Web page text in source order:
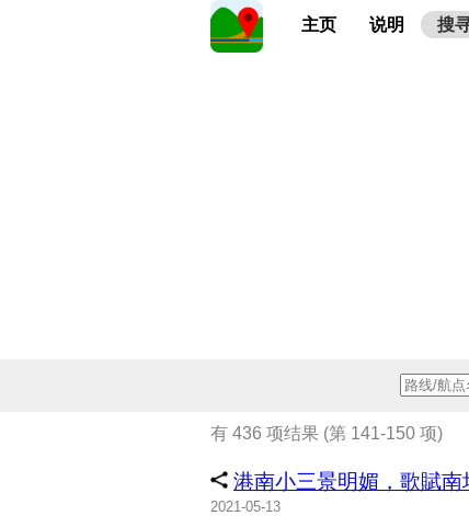
主页 说明 搜
有 436 项结果 (第 141-150 项)
港南小三景明媚，歌賦
2021-05-13